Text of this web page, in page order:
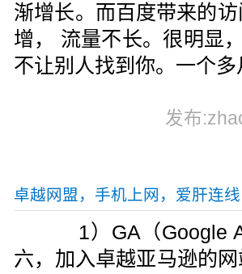
渐增长。而百度带来的
增， 流量不长。很明显
不让别人找到你。一个
发布
卓越网盟，手机上网，爱肝连线
1）GA（Google
六，加入卓越亚马逊的